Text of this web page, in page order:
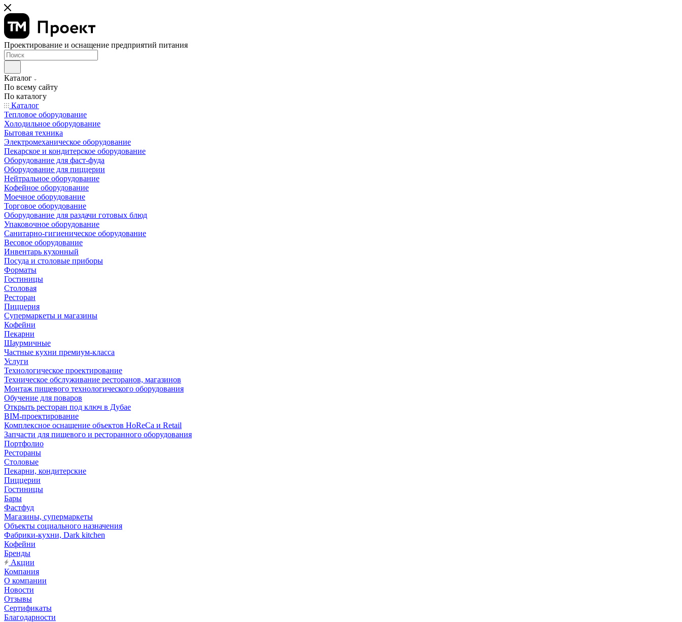
Проектирование и оснащение предприятий питания
Каталог
По всему сайту
По каталогу
Каталог
Тепловое оборудование
Холодильное оборудование
Бытовая техника
Электромеханическое оборудование
Пекарское и кондитерское оборудование
Оборудование для фаст-фуда
Оборудование для пиццерии
Нейтральное оборудование
Кофейное оборудование
Моечное оборудование
Торговое оборудование
Оборудование для раздачи готовых блюд
Упаковочное оборудование
Санитарно-гигиеническое оборудование
Весовое оборудование
Инвентарь кухонный
Посуда и столовые приборы
Форматы
Гостиницы
Столовая
Ресторан
Пиццерия
Супермаркеты и магазины
Кофейни
Пекарни
Шаурмичные
Частные кухни премиум-класса
Услуги
Технологическое проектирование
Техническое обслуживание ресторанов, магазинов
Монтаж пищевого технологического оборудования
Обучение для поваров
Открыть ресторан под ключ в Дубае
BIM-проектирование
Комплексное оснащение объектов HoReCa и Retail
Запчасти для пищевого и ресторанного оборудования
Портфолио
Рестораны
Столовые
Пекарни, кондитерские
Пиццерии
Гостиницы
Бары
Фастфуд
Магазины, супермаркеты
Объекты социального назначения
Фабрики-кухни, Dark kitchen
Кофейни
Бренды
Акции
Компания
О компании
Новости
Отзывы
Сертификаты
Благодарности